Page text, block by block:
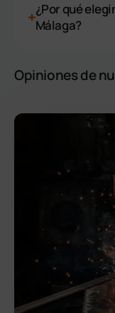
¿Por qué
Málaga?
Opiniones de